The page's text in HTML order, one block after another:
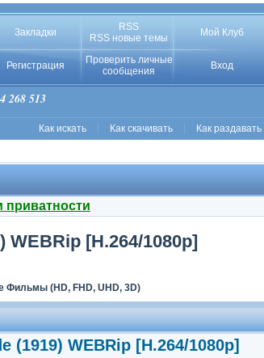
Закладки
RSS
RSS новые темы
Мой Клуб
Регистрация
Проверить личные
сообщения
Вход
268 513
Как искать Как скачивать Как раздавать
приватности
[H.264/1080p]
(HD, FHD, UHD, 3D)
(1919) WEBRip [H.264/1080p]